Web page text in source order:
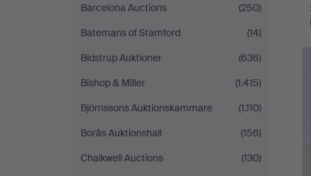
Barcelona Auctions
(250)
Batemans of Stamford
(14)
Bidstrup Auktioner
(636)
Bishop & Miller
(1.415)
Björnssons Auktionskammare
(1.110)
Borås Auktionshall
(156)
Chalkwell Auctions
(130)